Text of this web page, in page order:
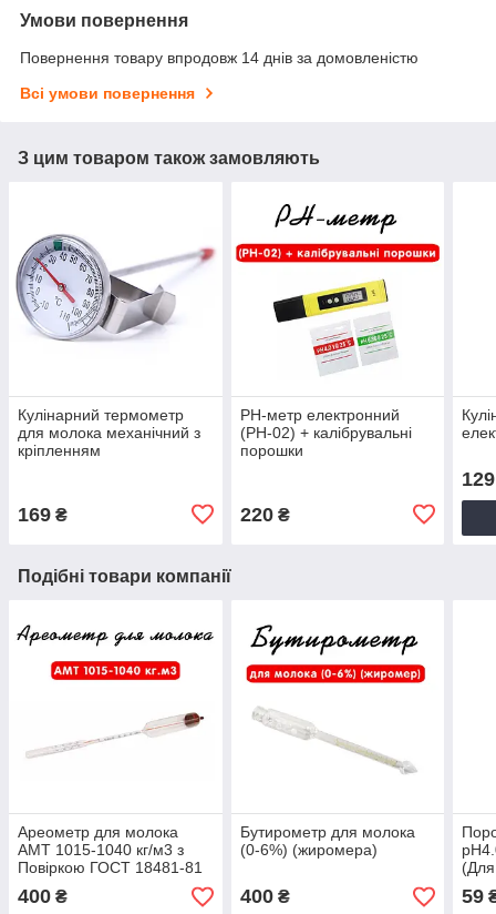
Умови повернення
Повернення товару впродовж 14 днів за домовленістю
Всі умови повернення
З цим товаром також замовляють
Кулінарний термометр
для молока механічний з
кріпленням
169 ₴
PH-метр електронний
(PH-02) + калібрувальні
порошки
220₴
129
Подібні товари компанії
Ареометр для молока
АМТ 1015-1040 кг/м3 з
Повіркою ГОСТ 18481-81
400 ₴
Бутирометр для молока
(0-6%) (жиромера)
400₴
(Для
59